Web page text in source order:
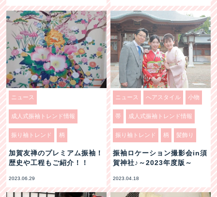
ニュース
成人式振袖トレンド情報
振り袖トレンド 柄
加賀友禅のプレミアム振袖！
歴史や工程もご紹介！！
2023.06.29
ニュース へアスタイル 小物
帯 成人式振袖トレンド情報
振り袖トレンド 柄 髪飾り
振袖ロケーション撮影会in須
賀神社♪～2023年度版～
2023.04.18